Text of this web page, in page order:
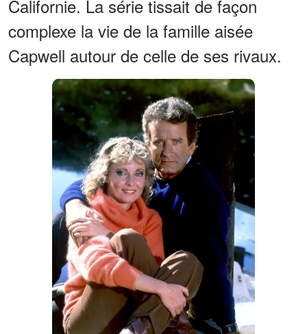
Californie. La série tissait de façon
complexe la vie de la famille aisée
Capwell autour de celle de ses rivaux.